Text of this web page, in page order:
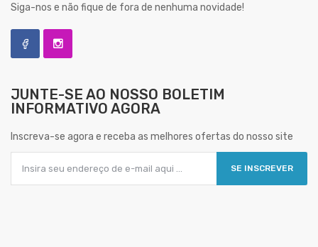
Siga-nos e não fique de fora de nenhuma novidade!
JUNTE-SE AO NOSSO BOLETIM
INFORMATIVO AGORA
Inscreva-se agora e receba as melhores ofertas do nosso site
SE INSCREVER